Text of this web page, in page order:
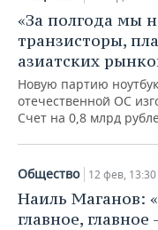
«За полгода мы
транзисторы,
азиатских
Новую партию
отечественной ОС
Счет на 0,8 млрд
Общество 12 фев, 13:30
Наиль Маганов:
главное,